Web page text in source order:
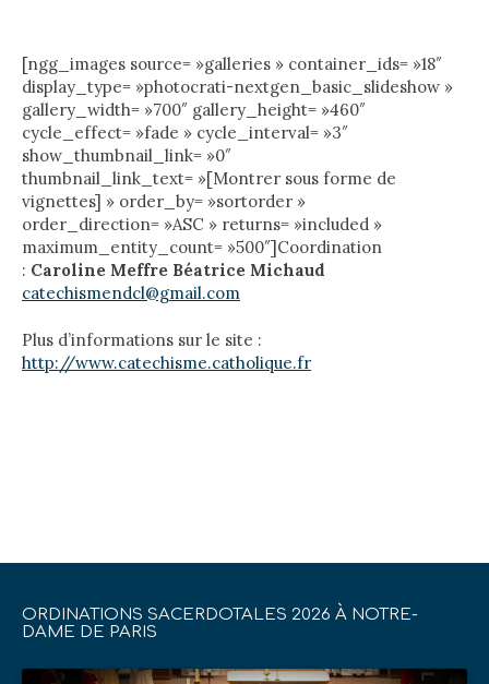
[ngg_images source= »galleries » container_ids= »18″
display_type= »photocrati-nextgen_basic_slideshow »
gallery_width= »700″ gallery_height= »460″
cycle_effect= »fade » cycle_interval= »3″
show_thumbnail_link= »0″
thumbnail_link_text= »[Montrer sous forme de
vignettes] » order_by= »sortorder »
order_direction= »ASC » returns= »included »
maximum_entity_count= »500″]Coordination
: Caroline Meffre Béatrice Michaud
catechismendcl@gmail.com
Plus d’informations sur le site :
http://www.catechisme.catholique.fr
ORDINATIONS SACERDOTALES 2026 À NOTRE-
DAME DE PARIS